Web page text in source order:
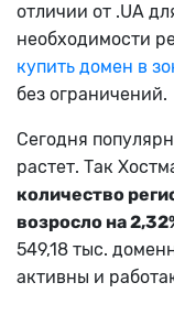
отличии от .UA
необходимости
купить домен в
без ограничений.
Сегодня
растет. Так
количество
возросло на
549,18 тыс.
активны и